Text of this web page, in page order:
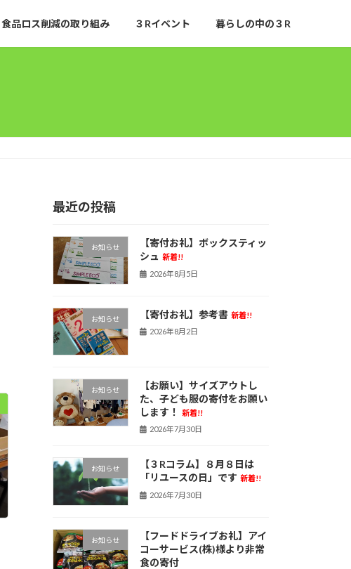
食品ロス削減の取り組み ３Rイベント 暮らしの中の３R
最近の投稿
お知らせ
【寄付お礼】ボックスティッ
シュ 新着!!
2026年8月5日
お知らせ 【寄付お礼】参考書 新着!!
2026年8月2日
お知らせ
【お願い】サイズアウトし
た、子ども服の寄付をお願い
します！
新着!!
2026年7月30日
お知らせ
【３Rコラム】８月８日は
「リユースの日」です 新着!!
2026年7月30日
お知らせ
【フードドライブお礼】アイ
コーサービス(株)様より非常
食の寄付